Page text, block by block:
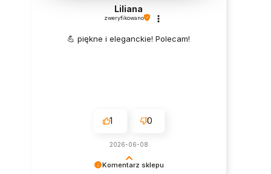
Komentarz sklepu
Liliana
zweryfikowano
💪 piękne i eleganckie! Polecam!
1 0
2026-06-08